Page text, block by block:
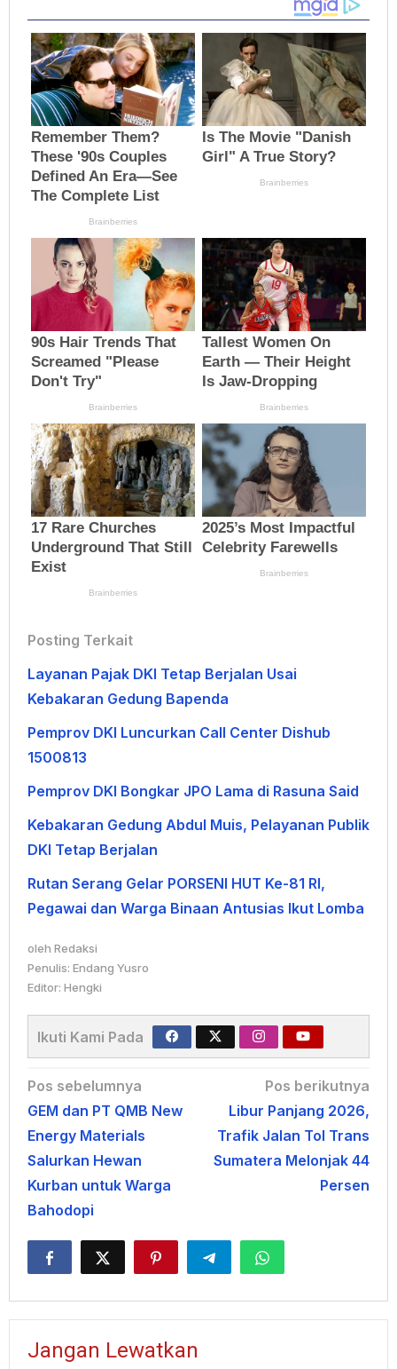
Posting Terkait
Layanan Pajak DKI Tetap Berjalan Usai
Kebakaran Gedung Bapenda
Pemprov DKI Luncurkan Call Center Dishub
1500813
Pemprov DKI Bongkar JPO Lama di Rasuna Said
Kebakaran Gedung Abdul Muis, Pelayanan Publik
DKI Tetap Berjalan
Rutan Serang Gelar PORSENI HUT Ke-81 RI,
Pegawai dan Warga Binaan Antusias Ikut Lomba
oleh Redaksi
Penulis: Endang Yusro
Editor: Hengki
Ikuti Kami Pada
Navigasi
pos
Pos sebelumnya
GEM dan PT QMB New
Energy Materials
Salurkan Hewan
Kurban untuk Warga
Bahodopi
Pos berikutnya
Libur Panjang 2026,
Trafik Jalan Tol Trans
Sumatera Melonjak 44
Persen
Jangan Lewatkan